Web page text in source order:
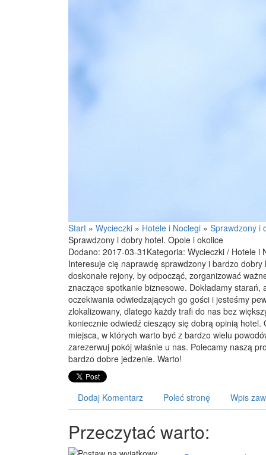
Start » Wycieczki » Hotele i Noclegi » Sprawdzony i
Sprawdzony i dobry hotel. Opole i okolice
Dodano: 2017-03-31 Kategoria: Wycieczki / Hotele i
Interesuje cię naprawdę sprawdzony i bardzo
doskonałe rejony, by odpocząć, zorganizować
znaczące spotkanie biznesowe. Dokładamy starań,
oczekiwania odwiedzających go gości i jesteśmy
zlokalizowany, dlatego każdy trafi do nas bez
koniecznie odwiedź cieszący się dobrą opinią hotel.
miejsca, w których warto być z bardzo wielu
zarezerwuj pokój właśnie u nas. Polecamy naszą
bardzo dobre jedzenie. Warto!
Dodaj Komentarz Poleć stronę Wpis
Przeczytać warto: